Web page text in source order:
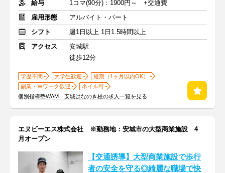
給与
1コマ(90分)：1900円～ +交通費
雇用形態
アルバイト・パート
シフト
週1日以上 1日1.5時間以上
アクセス
安城駅
徒歩12分
学歴不問 大学生歓迎
短期（1ヶ月以内OK）
副業・Ｗワーク歓迎
ネイル可
個別指導塾WAM 安城はなのき校の求人一覧を見る
エヌビーエス株式会社 ※勤務地：安城市の大型商業施設 4
月オープン
【交通誘導】大型商業施設で歩行
者の安全を守る◎綺麗な職場で快